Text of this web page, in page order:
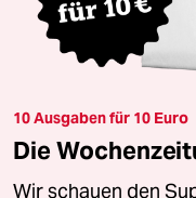
10 Ausgaben für 10 Euro
Die
Wir schauen den